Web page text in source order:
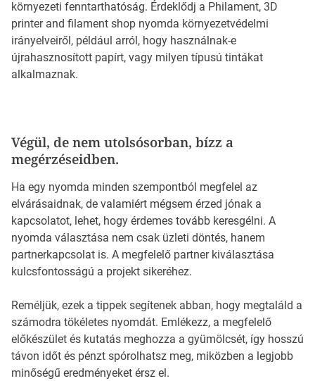
környezeti fenntarthatóság. Érdeklődj a Philament, 3D
printer and filament shop nyomda környezetvédelmi
irányelveiről, például arról, hogy használnak-e
újrahasznosított papírt, vagy milyen típusú tintákat
alkalmaznak.
Végül, de nem utolsósorban, bízz a
megérzéseidben.
Ha egy nyomda minden szempontból megfelel az
elvárásaidnak, de valamiért mégsem érzed jónak a
kapcsolatot, lehet, hogy érdemes tovább keresgélni. A
nyomda választása nem csak üzleti döntés, hanem
partnerkapcsolat is. A megfelelő partner kiválasztása
kulcsfontosságú a projekt sikeréhez.
Reméljük, ezek a tippek segítenek abban, hogy megtaláld a
számodra tökéletes nyomdát. Emlékezz, a megfelelő
előkészület és kutatás meghozza a gyümölcsét, így hosszú
távon időt és pénzt spórolhatsz meg, miközben a legjobb
minőségű eredményeket érsz el.